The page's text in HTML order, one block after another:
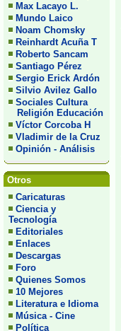
Max Lacayo L.
Mundo Laico
Noam Chomsky
Reinhardt Acuña T
Roberto Sancam
Santiago Pérez
Sergio Erick Ardón
Silvio Avilez Gallo
Sociales Cultura
Religión Educación
Víctor Corcoba H
Vladimir de la Cruz
Opinión - Análisis
Otros
Caricaturas
Ciencia y
Tecnología
Editoriales
Enlaces
Descargas
Foro
Quienes Somos
10 Mejores
Literatura e Idioma
Música - Cine
Política